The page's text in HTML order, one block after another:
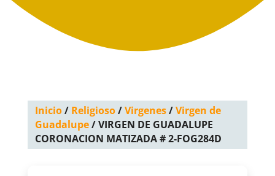
Inicio/ Religioso/Virgenes/Virgen de
Guadalupe/ VIRGEN DE GUADALUPE
CORONACION MATIZADA # 2-FOG284D